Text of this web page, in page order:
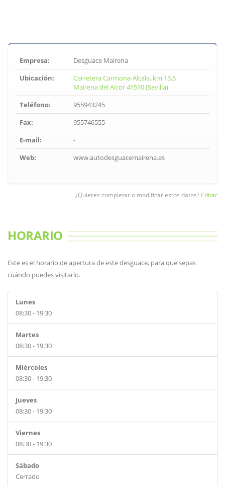
Empresa:
Desguace Mairena
Ubicación:
Carretera Carmona-Alcala, km 15,5
Mairena del Alcor 41510 (Sevilla)
Teléfono:
955943245
Fax:
955746555
E-mail:
-
Web:
www.autodesguacemairena.es
¿Quieres completar o modificar estos datos? Editar
HORARIO
Este es el horario de apertura de este desguace, para que sepas
cuándo puedes visitarlo.
Lunes
08:30 - 19:30
Martes
08:30 - 19:30
Miércoles
08:30 - 19:30
Jueves
08:30 - 19:30
Viernes
08:30 - 19:30
Sábado
Cerrado